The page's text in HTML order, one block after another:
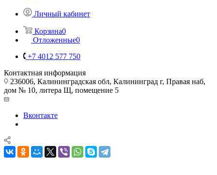
Личный кабинет
Корзина0
Отложенные0
+7 4012 577 750
Контактная информация
236006, Калининградская обл, Калининград г, Правая наб,
дом № 10, литера Щ, помещение 5
Вконтакте